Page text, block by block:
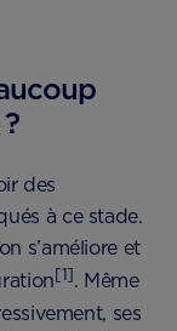
des
à ce stade.
s’améliore et
[1]. Même
ses